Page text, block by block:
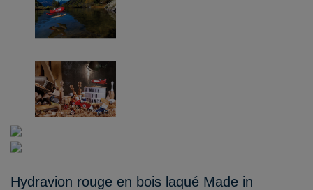
Hydravion rouge en bois laqué Made in